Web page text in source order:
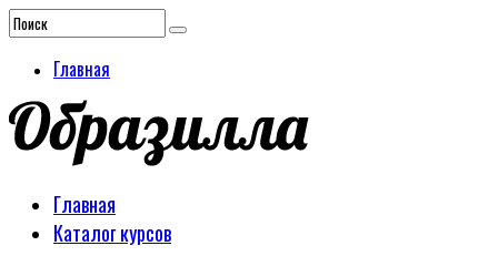
Главная
Главная
Каталог курсов